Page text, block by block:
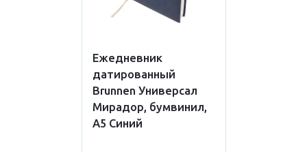
Ежедневник
датированный
Brunnen Универсал
Мирадор, бумвинил,
А5 Синий